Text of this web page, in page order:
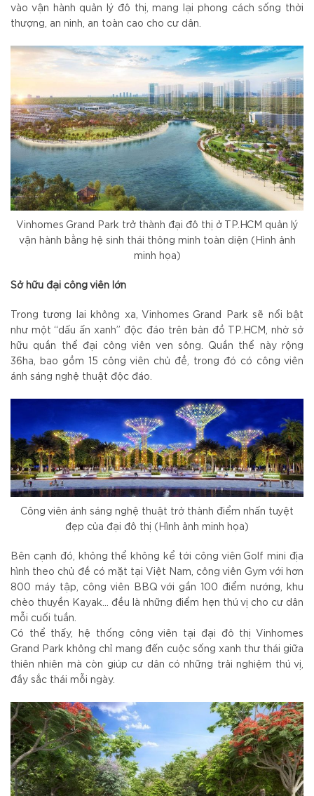
vào vận hành quản lý đô thị, mang lại phong cách sống thời
thượng, an ninh, an toàn cao cho cư dân.
Vinhomes Grand Park trở thành đại đô thị ở TP.HCM quản lý
vận hành bằng hệ sinh thái thông minh toàn diện (Hình ảnh
minh họa)
Sở hữu đại công viên lớn
Trong tương lai không xa, Vinhomes Grand Park sẽ nổi bật
như một “dấu ấn xanh” độc đáo trên bản đồ TP.HCM, nhờ sở
hữu quần thể đại công viên ven sông. Quần thể này rộng
36ha, bao gồm 15 công viên chủ đề, trong đó có công viên
ánh sáng nghệ thuật độc đáo.
Công viên ánh sáng nghệ thuật trở thành điểm nhấn tuyệt
đẹp của đại đô thị (Hình ảnh minh họa)
Bên cạnh đó, không thể không kể tới công viên Golf mini địa
hình theo chủ đề có mặt tại Việt Nam, công viên Gym với hơn
800 máy tập, công viên BBQ với gần 100 điểm nướng, khu
chèo thuyền Kayak… đều là những điểm hẹn thú vị cho cư dân
mỗi cuối tuần.
Có thể thấy, hệ thống công viên tại đại đô thị Vinhomes
Grand Park không chỉ mang đến cuộc sống xanh thư thái giữa
thiên nhiên mà còn giúp cư dân có những trải nghiệm thú vị,
đầy sắc thái mỗi ngày.